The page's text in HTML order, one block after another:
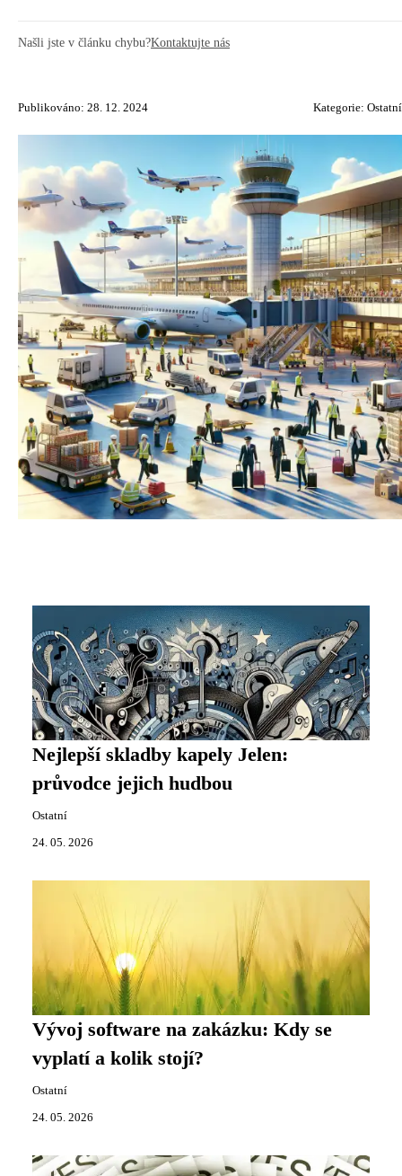
Našli jste v článku chybu?Kontaktujte nás
Publikováno: 28. 12. 2024 Kategorie: Ostatní
Nejlepší skladby kapely Jelen:
průvodce jejich hudbou
Ostatní
24. 05. 2026
Vývoj software na zakázku: Kdy se
vyplatí a kolik stojí?
Ostatní
24. 05. 2026